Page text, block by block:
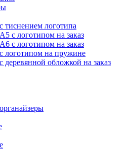
тиснением логотипа
с логотипом на заказ
с логотипом на заказ
логотипом на пружине
деревянной обложкой на заказ